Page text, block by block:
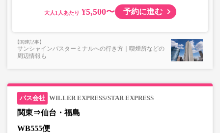
大人 ¥5,500〜 予約に進む
サンシャインバスターミナルへの行き方｜喫煙所などの
周辺情報も
WILLER EXPRESS/STAR EXPRESS
関東⇒仙台・福島
WB555便